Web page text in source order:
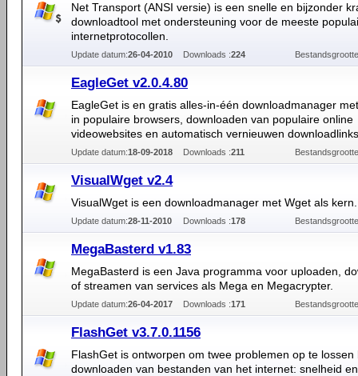
Net Transport (ANSI versie) is een snelle en bijzonder
downloadtool met ondersteuning voor de meeste
internetprotocollen.
Update datum:26-04-2010 Downloads :224
EagleGet v2.0.4.80
EagleGet is en gratis alles-in-één downloadmanager
in populaire browsers, downloaden van populaire online
videowebsites en automatisch vernieuwen
Update datum:18-09-2018 Downloads :211
VisualWget v2.4
VisualWget is een downloadmanager met Wget als kern.
Update datum:28-11-2010 Downloads :178
MegaBasterd v1.83
MegaBasterd is een Java programma voor uploaden,
of streamen van services als Mega en Megacrypter.
Update datum:26-04-2017 Downloads :171
FlashGet v3.7.0.1156
FlashGet is ontworpen om twee problemen op te lossen
downloaden van bestanden van het internet: snelheid